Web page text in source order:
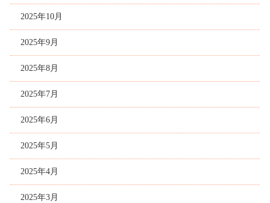
2025年10月
2025年9月
2025年8月
2025年7月
2025年6月
2025年5月
2025年4月
2025年3月